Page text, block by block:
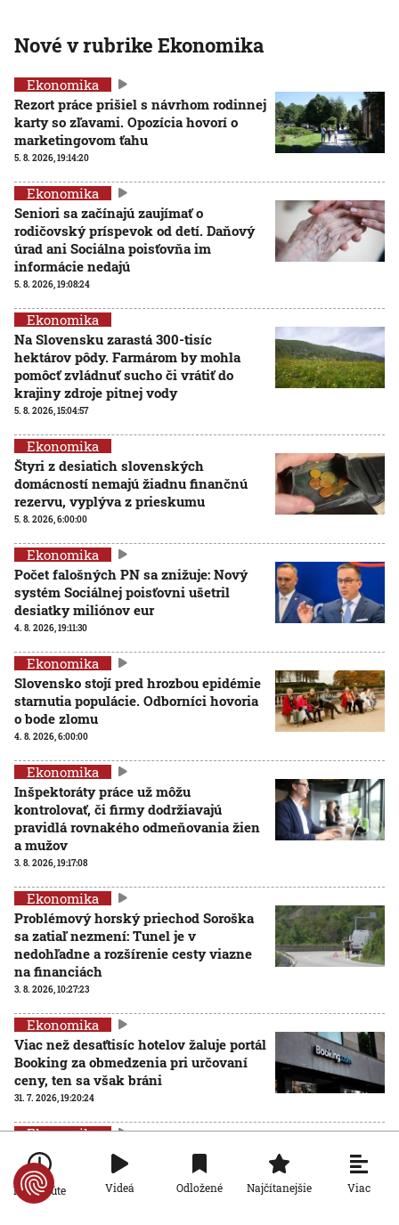
Nové v rubrike Ekonomika
Ekonomika
Rezort práce prišiel s návrhom rodinnej
karty so zľavami. Opozícia hovorí o
marketingovom ťahu
5. 8. 2026, 19:14:20
Ekonomika
Seniori sa začínajú zaujímať o
rodičovský príspevok od detí. Daňový
úrad ani Sociálna poisťovňa im
informácie nedajú
5. 8. 2026, 19:08:24
Ekonomika
Na Slovensku zarastá 300-tisíc
hektárov pôdy. Farmárom by mohla
pomôcť zvládnuť sucho či vrátiť do
krajiny zdroje pitnej vody
5. 8. 2026, 15:04:57
Ekonomika
Štyri z desiatich slovenských
domácností nemajú žiadnu finančnú
rezervu, vyplýva z prieskumu
5. 8. 2026, 6:00:00
Ekonomika
Počet falošných PN sa znižuje: Nový
systém Sociálnej poisťovni ušetril
desiatky miliónov eur
4. 8. 2026, 19:11:30
Ekonomika
Slovensko stojí pred hrozbou epidémie
starnutia populácie. Odborníci hovoria
o bode zlomu
4. 8. 2026, 6:00:00
Ekonomika
Inšpektoráty práce už môžu
kontrolovať, či firmy dodržiavajú
pravidlá rovnakého odmeňovania žien
a mužov
3. 8. 2026, 19:17:08
Ekonomika
Problémový horský priechod Soroška
sa zatiaľ nezmení: Tunel je v
nedohľadne a rozšírenie cesty viazne
na financiách
3. 8. 2026, 10:27:23
Ekonomika
Viac než desaťtisíc hotelov žaluje portál
Booking za obmedzenia pri určovaní
ceny, ten sa však bráni
31. 7. 2026, 19:20:24
Ekonomika
Plyn zlacnel, domácnosti by zaň mohli
platiť menej. Isté to však nie je
31. 7. 2026, 19:15:31
Po minúte Videá Odložené Najčítanejšie Viac